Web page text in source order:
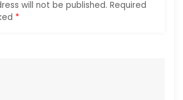
will not be published. Required
*